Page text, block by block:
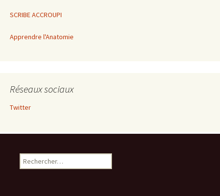
SCRIBE ACCROUPI
Apprendre l'Anatomie
Réseaux sociaux
Twitter
Rechercher :